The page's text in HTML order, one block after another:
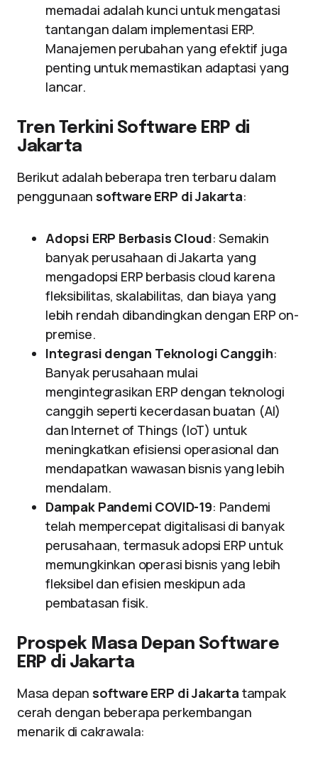
memadai adalah kunci untuk mengatasi
tantangan dalam implementasi ERP.
Manajemen perubahan yang efektif juga
penting untuk memastikan adaptasi yang
lancar.
Tren Terkini Software ERP di
Jakarta
Berikut adalah beberapa tren terbaru dalam
penggunaan software ERP di Jakarta:
Adopsi ERP Berbasis Cloud: Semakin
banyak perusahaan di Jakarta yang
mengadopsi ERP berbasis cloud karena
fleksibilitas, skalabilitas, dan biaya yang
lebih rendah dibandingkan dengan ERP on-
premise.
Integrasi dengan Teknologi Canggih:
Banyak perusahaan mulai
mengintegrasikan ERP dengan teknologi
canggih seperti kecerdasan buatan (AI)
dan Internet of Things (IoT) untuk
meningkatkan efisiensi operasional dan
mendapatkan wawasan bisnis yang lebih
mendalam.
Dampak Pandemi COVID-19: Pandemi
telah mempercepat digitalisasi di banyak
perusahaan, termasuk adopsi ERP untuk
memungkinkan operasi bisnis yang lebih
fleksibel dan efisien meskipun ada
pembatasan fisik.
Prospek Masa Depan Software
ERP di Jakarta
Masa depan software ERP di Jakarta tampak
cerah dengan beberapa perkembangan
menarik di cakrawala: